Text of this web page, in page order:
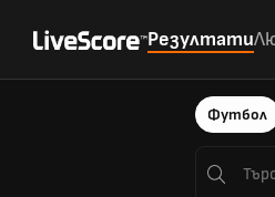
Резултати
Футбол